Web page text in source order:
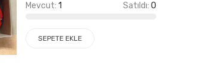
Mevcut: 1 Satıldı: 0
SEPETE EKLE